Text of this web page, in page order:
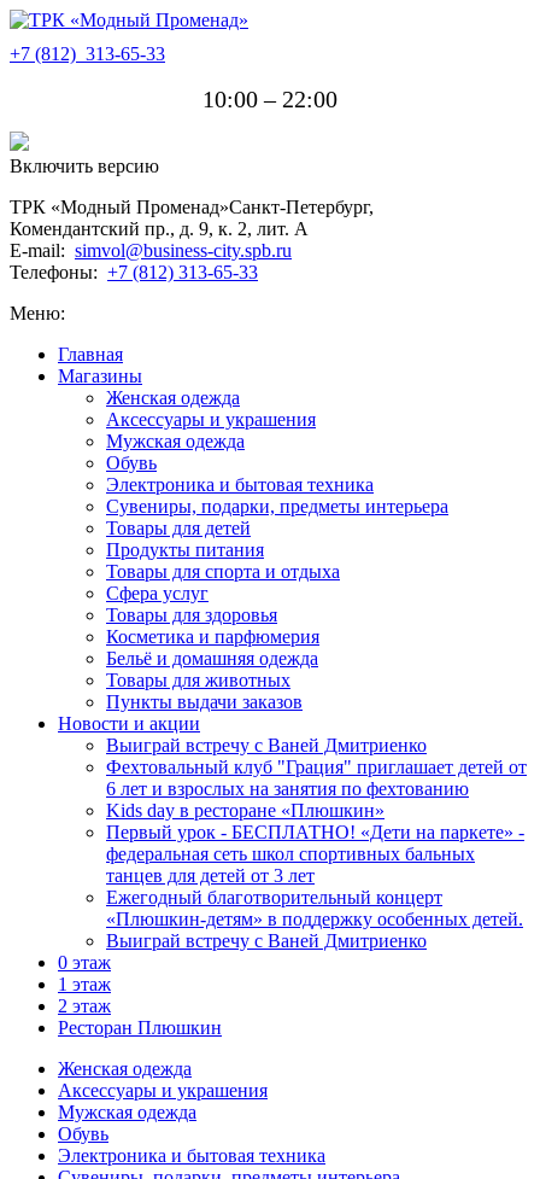
+7 (812) 313-65-33
10:00 – 22:00
Включить версию
ТРК «Модный Променад»Санкт-Петербург,
Комендантский пр., д. 9, к. 2, лит. A
E-mail: simvol@business-city.spb.ru
Телефоны: +7 (812) 313-65-33
Меню:
Главная
Магазины
Женская одежда
Аксессуары и украшения
Мужская одежда
Обувь
Электроника и бытовая техника
Сувениры, подарки, предметы интерьера
Товары для детей
Продукты питания
Товары для спорта и отдыха
Сфера услуг
Товары для здоровья
Косметика и парфюмерия
Бельё и домашняя одежда
Товары для животных
Пункты выдачи заказов
Новости и акции
Выиграй встречу с Ваней Дмитриенко
Фехтовальный клуб "Грация" приглашает детей от
6 лет и взрослых на занятия по фехтованию
Kids day в ресторане «Плюшкин»
Первый урок - БЕСПЛАТНО! «Дети на паркете» -
федеральная сеть школ спортивных бальных
танцев для детей от 3 лет
Ежегодный благотворительный концерт
«Плюшкин-детям» в поддержку особенных детей.
Выиграй встречу с Ваней Дмитриенко
0 этаж
1 этаж
2 этаж
Ресторан Плюшкин
Женская одежда
Аксессуары и украшения
Мужская одежда
Обувь
Электроника и бытовая техника